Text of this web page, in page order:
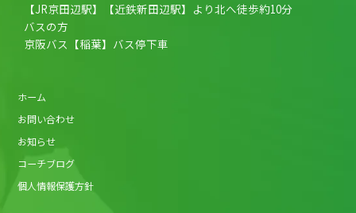
【JR京田辺駅】【近鉄新田辺駅】より北へ徒歩約10分
バスの方
京阪バス【稲葉】バス停下車
ホーム
お問い合わせ
お知らせ
コーチブログ
個人情報保護方針